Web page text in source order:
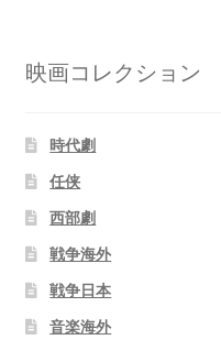
映画コレクション
時代劇
任侠
西部劇
戦争海外
戦争日本
音楽海外